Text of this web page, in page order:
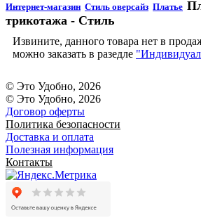
Интернет-магазин Стиль оверсайз Платье
трикотажа - Стиль
Извините, данного товара нет в
можно заказать в разедле
© Это Удобно, 2026
© Это Удобно, 2026
Договор оферты
Политика безопасности
Доставка и оплата
Полезная информация
Контакты